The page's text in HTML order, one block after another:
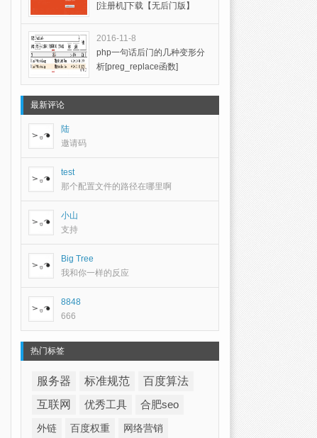
[注册机]下载【无后门版】
2016-11-8
php一句话后门的几种变形分
析[preg_replace函数]
最新评论
陆
邀请码
test
那个配置文件的路径在哪里啊
小山
支持
Big Tree
我和你一样的反应
8848
666
热门标签
服务器 标准规范
百度算法
互联网
优秀工具 合肥seo
外链 百度权重 网络营销